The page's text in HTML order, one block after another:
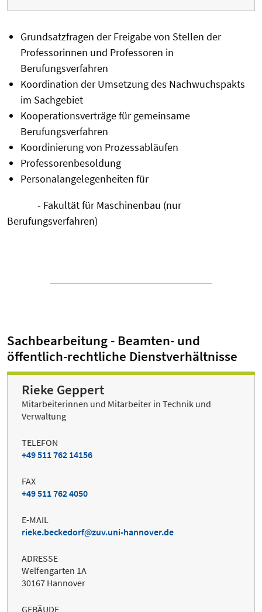
Grundsatzfragen der Freigabe von Stellen der
Professorinnen und Professoren in
Berufungsverfahren
Koordination der Umsetzung des Nachwuchspakts
im Sachgebiet
Kooperationsverträge für gemeinsame
Berufungsverfahren
Koordinierung von Prozessabläufen
Professorenbesoldung
Personalangelegenheiten für
- Fakultät für Maschinenbau (nur
Berufungsverfahren)
Sachbearbeitung - Beamten- und
öffentlich-rechtliche Dienstverhältnisse
Rieke Geppert
Mitarbeiterinnen und Mitarbeiter in Technik und
Verwaltung
TELEFON
+49 511 762 14156
FAX
+49 511 762 4050
E-MAIL
rieke.beckedorf
zuv.uni-hannover.de
ADRESSE
Welfengarten 1A
30167 Hannover
GEBÄUDE